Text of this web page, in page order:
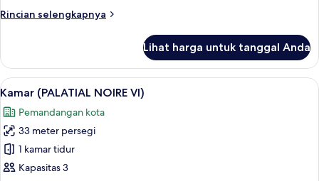
Rincian selengkapnya
Rincian
Kamar
(PALATIAL
NOIRE
Lihat harga untuk tanggal Anda
Lihat
semua
foto
untuk
Kamar
(PALATIAL
Kamar (PALATIAL NOIRE VI) |
8
Kamar (PALATIAL NOIRE VI)
Pemandangan kota
33 meter persegi
1 kamar tidur
Kapasitas 3